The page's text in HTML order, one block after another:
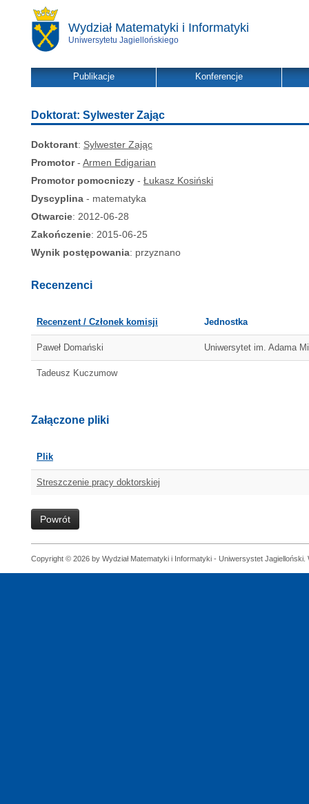
Wydział Matematyki i Informatyki
Uniwersytetu Jagiellońskiego
Publikacje Konferencje
Doktorat: Sylwester Zając
Doktorant: Sylwester Zając
Promotor- Armen Edigarian
Promotor pomocniczy - Łukasz Kosiński
Dyscyplina - matematyka
Otwarcie: 2012-06-28
Zakończenie: 2015-06-25
Wynik postępowania: przyznano
Recenzenci
Recenzent / Członek komisji Jednostka
Paweł Domański Uniwersytet im. Adama
Tadeusz Kuczumow
Załączone pliki
Plik
Streszczenie pracy doktorskiej
Powrót
Copyright © 2026 by Wydział Matematyki i Informatyki - Uniwersystet